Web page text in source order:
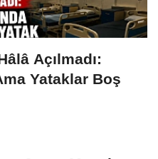
Açılmadı:
Yataklar Boş